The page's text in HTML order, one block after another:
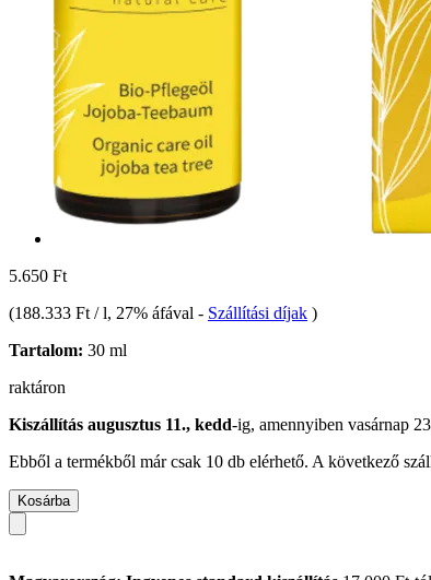
5.650 Ft
(188.333 Ft / l, 27% áfával - Szállítási díjak )
Tartalom: 30 ml
raktáron
Kiszállítás augusztus 11., kedd-ig, amennyiben vasárnap
Ebből a termékből már csak 10 db elérhető. A következő
Kosárba